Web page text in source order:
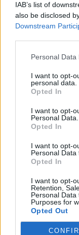
IAB’s list of
also be disclosed
Downstream
Personal
I want to opt-
personal data.
Opted In
I want to opt-
Personal Data.
Opted In
I want to opt-
Personal Data
Opted In
I want to opt-
Retention,
Personal
Purposes for
Opted Out
Shtuarmë
Tags:
,
Rama: 1.100 gjoba
shpejtësi brenda
kamerat e
nisin së shpejti
monitorimin